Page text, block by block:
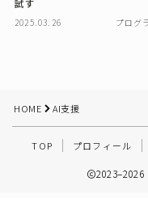
試す
2025.03.26 プログ
HOME AI支援
TOP プロフィール